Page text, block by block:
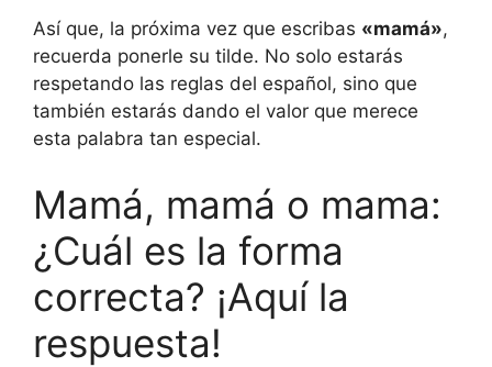
Así que, la próxima vez que escribas «mamá»,
recuerda ponerle su tilde. No solo estarás
respetando las reglas del español, sino que
también estarás dando el valor que merece
esta palabra tan especial.
Mamá, mamá o mama:
¿Cuál es la forma
correcta? ¡Aquí la
respuesta!